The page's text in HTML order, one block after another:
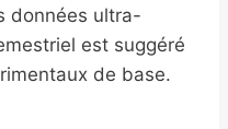
données ultra-
est suggéré
de base.